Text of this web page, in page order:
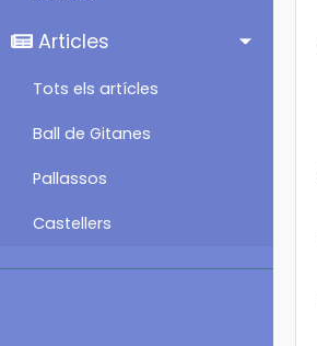
Articles
Tots els artícles
Ball de Gitanes
Pallassos
Castellers